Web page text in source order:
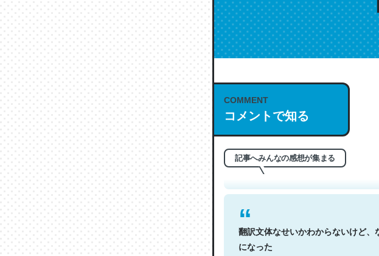
COMMENT
コメントで知る
記事へみんなの感想が集まる
これは名文。彼はとてもクレバー
もお勧め。自分はこの流れ好き。
翻訳文体なせいかわからないけど、
になった
─今のこの状況が信じられるかい？ by ラー